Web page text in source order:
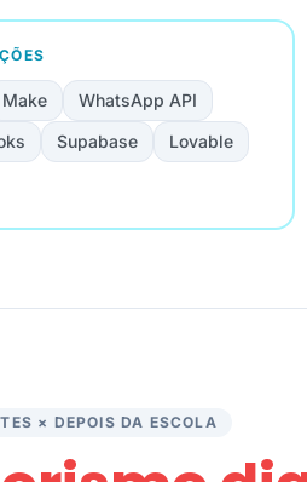
Make
WhatsApp API
Supabase Lovable
× DEPOIS DA ESCOLA